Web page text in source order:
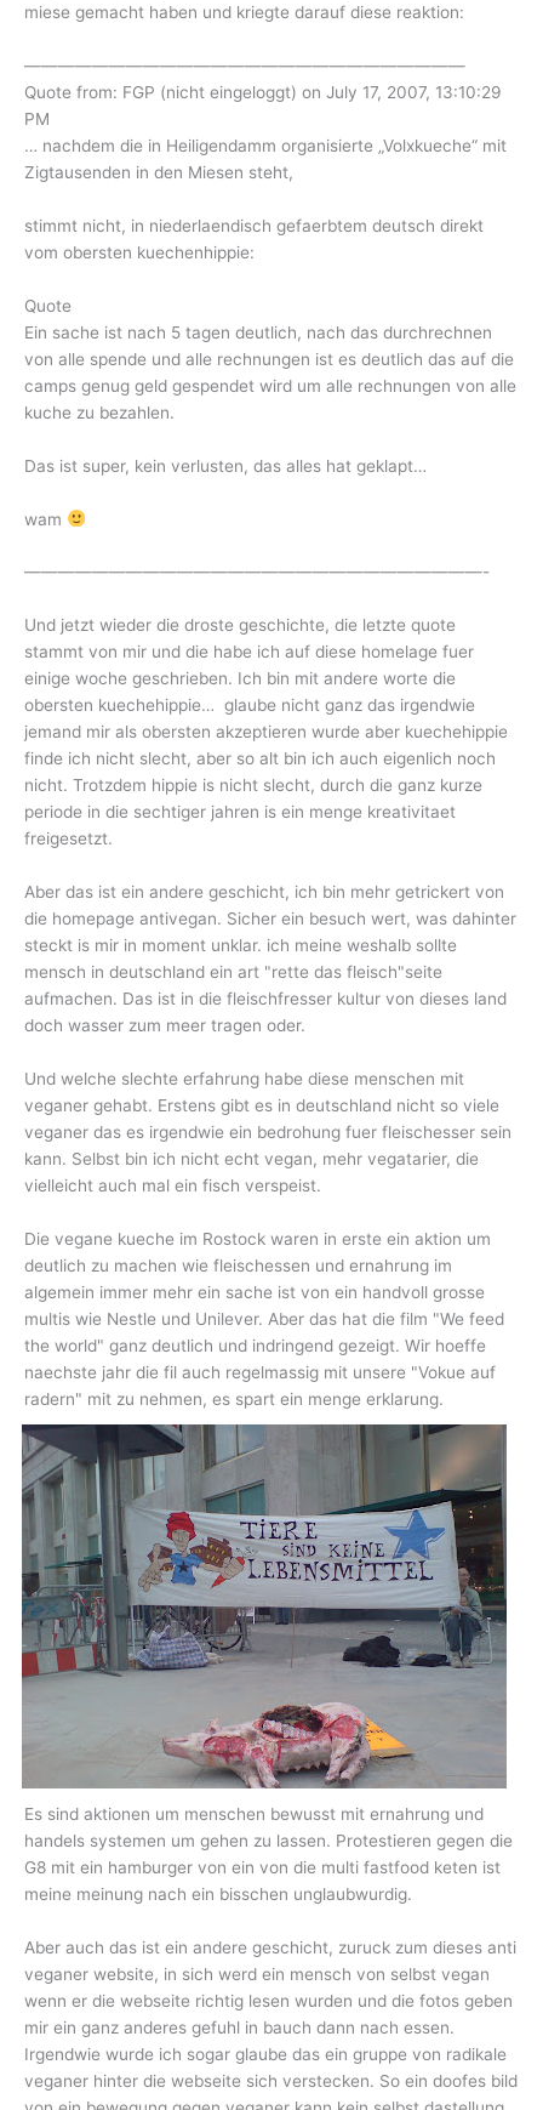
miese gemacht haben und kriegte darauf diese reaktion:
——————————————————————————
Quote from: FGP (nicht eingeloggt) on July 17, 2007, 13:10:29
PM
… nachdem die in Heiligendamm organisierte „Volxkueche“ mit
Zigtausenden in den Miesen steht,
stimmt nicht, in niederlaendisch gefaerbtem deutsch direkt
vom obersten kuechenhippie:
Quote
Ein sache ist nach 5 tagen deutlich, nach das durchrechnen
von alle spende und alle rechnungen ist es deutlich das auf die
camps genug geld gespendet wird um alle rechnungen von alle
kuche zu bezahlen.
Das ist super, kein verlusten, das alles hat geklapt…
wam
———————————————————————————-
Und jetzt wieder die droste geschichte, die letzte quote
stammt von mir und die habe ich auf diese homelage fuer
einige woche geschrieben. Ich bin mit andere worte die
obersten kuechehippie… glaube nicht ganz das irgendwie
jemand mir als obersten akzeptieren wurde aber kuechehippie
finde ich nicht slecht, aber so alt bin ich auch eigenlich noch
nicht. Trotzdem hippie is nicht slecht, durch die ganz kurze
periode in die sechtiger jahren is ein menge kreativitaet
freigesetzt.
Aber das ist ein andere geschicht, ich bin mehr getrickert von
die homepage antivegan. Sicher ein besuch wert, was dahinter
steckt is mir in moment unklar. ich meine weshalb sollte
mensch in deutschland ein art "rette das fleisch"seite
aufmachen. Das ist in die fleischfresser kultur von dieses land
doch wasser zum meer tragen oder.
Und welche slechte erfahrung habe diese menschen mit
veganer gehabt. Erstens gibt es in deutschland nicht so viele
veganer das es irgendwie ein bedrohung fuer fleischesser sein
kann. Selbst bin ich nicht echt vegan, mehr vegatarier, die
vielleicht auch mal ein fisch verspeist.
Die vegane kueche im Rostock waren in erste ein aktion um
deutlich zu machen wie fleischessen und ernahrung im
algemein immer mehr ein sache ist von ein handvoll grosse
multis wie Nestle und Unilever. Aber das hat die film "We feed
the world" ganz deutlich und indringend gezeigt. Wir hoeffe
naechste jahr die fil auch regelmassig mit unsere "Vokue auf
radern" mit zu nehmen, es spart ein menge erklarung.
Es sind aktionen um menschen bewusst mit ernahrung und
handels systemen um gehen zu lassen. Protestieren gegen die
G8 mit ein hamburger von ein von die multi fastfood keten ist
meine meinung nach ein bisschen unglaubwurdig.
Aber auch das ist ein andere geschicht, zuruck zum dieses anti
veganer website, in sich werd ein mensch von selbst vegan
wenn er die webseite richtig lesen wurden und die fotos geben
mir ein ganz anderes gefuhl in bauch dann nach essen.
Irgendwie wurde ich sogar glaube das ein gruppe von radikale
veganer hinter die webseite sich verstecken. So ein doofes bild